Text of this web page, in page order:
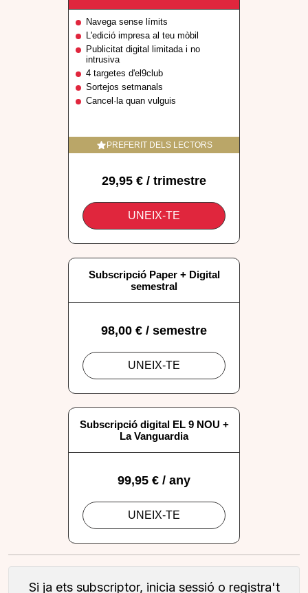
Si ja ets subscriptor, inicia sessió o registra't